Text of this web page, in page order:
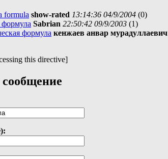
formula show-rated 13:14:36 04/9/2004 (0)
формула Sabrian 22:50:42 09/9/2003 (1)
формула кенжаев анвар мурадуллаевич
this directive]